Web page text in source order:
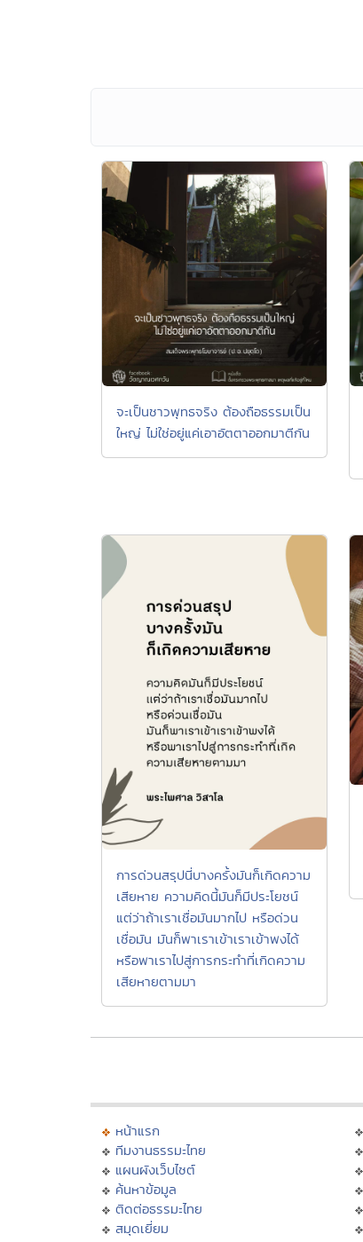
จะเป็นชาวพุทธจริง ต้องถือธรรมเป็น
ใหญ่ ไม่ใช่อยู่แค่เอาอัตตาออกมาตีกัน
การด่วนสรุปนี่บางครั้งมันก็เกิดความ
เสียหาย ความคิดนี้มันก็มีประโยชน์
แต่ว่าถ้าเราเชื่อมันมากไป หรือด่วน
เชื่อมัน มันก็พาเราเข้าเราเข้าพงได้
หรือพาเราไปสู่การกระทำที่เกิดความ
เสียหายตามมา
หน้าแรก
ทีมงานธรรมะไทย
แผนผังเว็บไซต์
ค้นหาข้อมูล
ติดต่อธรรมะไทย
สมุดเยี่ยม